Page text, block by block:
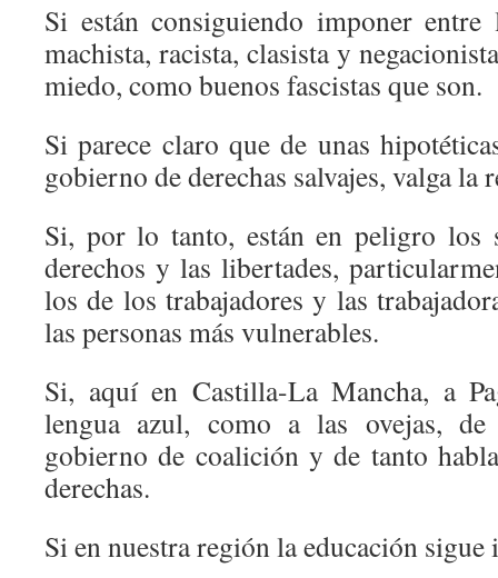
Si están consiguiendo imponer entre
machista, racista, clasista y
miedo, como buenos fascistas que son.
Si parece claro que de unas
gobierno de derechas salvajes, valga la
Si, por lo tanto, están en peligro los
derechos y las libertades,
los de los trabajadores y las
las personas más vulnerables.
Si, aquí en Castilla-La Mancha, a
lengua azul, como a las ovejas,
gobierno de coalición y de tanto
derechas.
Si en nuestra región la educación